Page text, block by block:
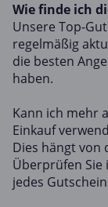
Wie finde ich
Unsere Top-
regelmäßig
die besten
haben.
Kann ich mehr
Einkauf
Dies hängt von
Überprüfen Sie
jedes